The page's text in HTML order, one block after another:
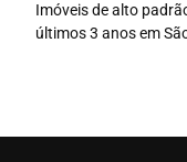
Imóveis de alto
últimos 3 anos em